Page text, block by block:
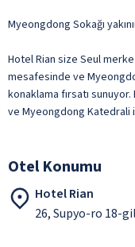
Myeongdong Sokağı
Hotel Rian size Seul
mesafesinde ve
konaklama fırsatı
ve Myeongdong Katedrali
Otel Konumu
Hotel Rian
26, Supyo-ro 18-